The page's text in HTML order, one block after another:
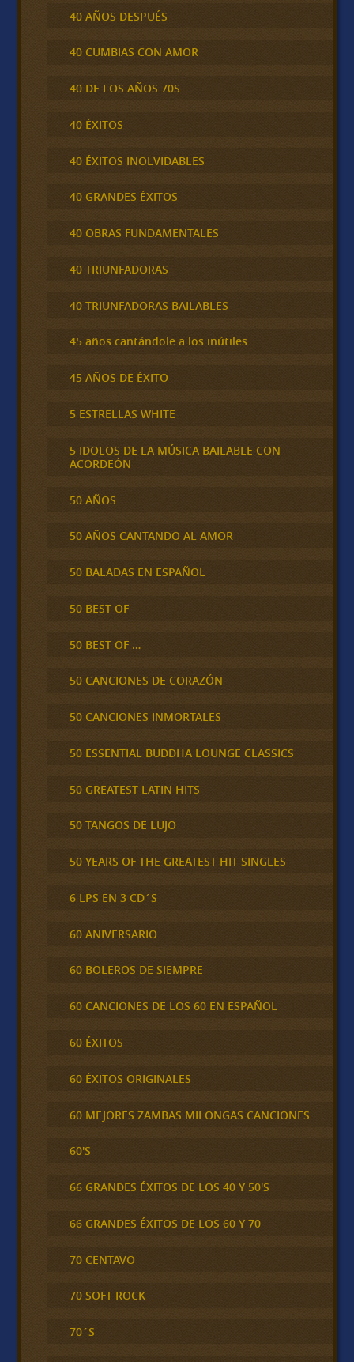
40 AÑOS DESPUÉS
40 CUMBIAS CON AMOR
40 DE LOS AÑOS 70S
40 ÉXITOS
40 ÉXITOS INOLVIDABLES
40 GRANDES ÉXITOS
40 OBRAS FUNDAMENTALES
40 TRIUNFADORAS
40 TRIUNFADORAS BAILABLES
45 años cantándole a los inútiles
45 AÑOS DE ÉXITO
5 ESTRELLAS WHITE
5 IDOLOS DE LA MÚSICA BAILABLE CON
ACORDEÓN
50 AÑOS
50 AÑOS CANTANDO AL AMOR
50 BALADAS EN ESPAÑOL
50 BEST OF
50 BEST OF …
50 CANCIONES DE CORAZÓN
50 CANCIONES INMORTALES
50 ESSENTIAL BUDDHA LOUNGE CLASSICS
50 GREATEST LATIN HITS
50 TANGOS DE LUJO
50 YEARS OF THE GREATEST HIT SINGLES
6 LPS EN 3 CD´S
60 ANIVERSARIO
60 BOLEROS DE SIEMPRE
60 CANCIONES DE LOS 60 EN ESPAÑOL
60 ÉXITOS
60 ÉXITOS ORIGINALES
60 MEJORES ZAMBAS MILONGAS CANCIONES
60'S
66 GRANDES ÉXITOS DE LOS 40 Y 50'S
66 GRANDES ÉXITOS DE LOS 60 Y 70
70 CENTAVO
70 SOFT ROCK
70´S